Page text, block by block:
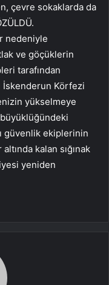
çevre sokaklarda da
nedeniyle
ve göçüklerin
tarafından
İskenderun Körfezi
yükselmeye
büyüklüğündeki
güvenlik ekiplerinin
kalan sığınak
yeniden